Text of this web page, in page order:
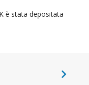
è stata depositata